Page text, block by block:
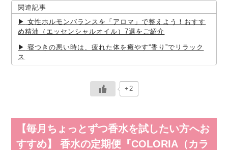
関連記事
女性ホルモンバランスを「アロマ」で整えよう！おすす
め精油（エッセンシャルオイル）7選をご紹介
寝つきの悪い時は、疲れた体を癒やす“香り”でリラック
ス
+2
【毎月ちょっとずつ香水を試したい方へお
すすめ】 香水の定期便『COLORIA（カラ